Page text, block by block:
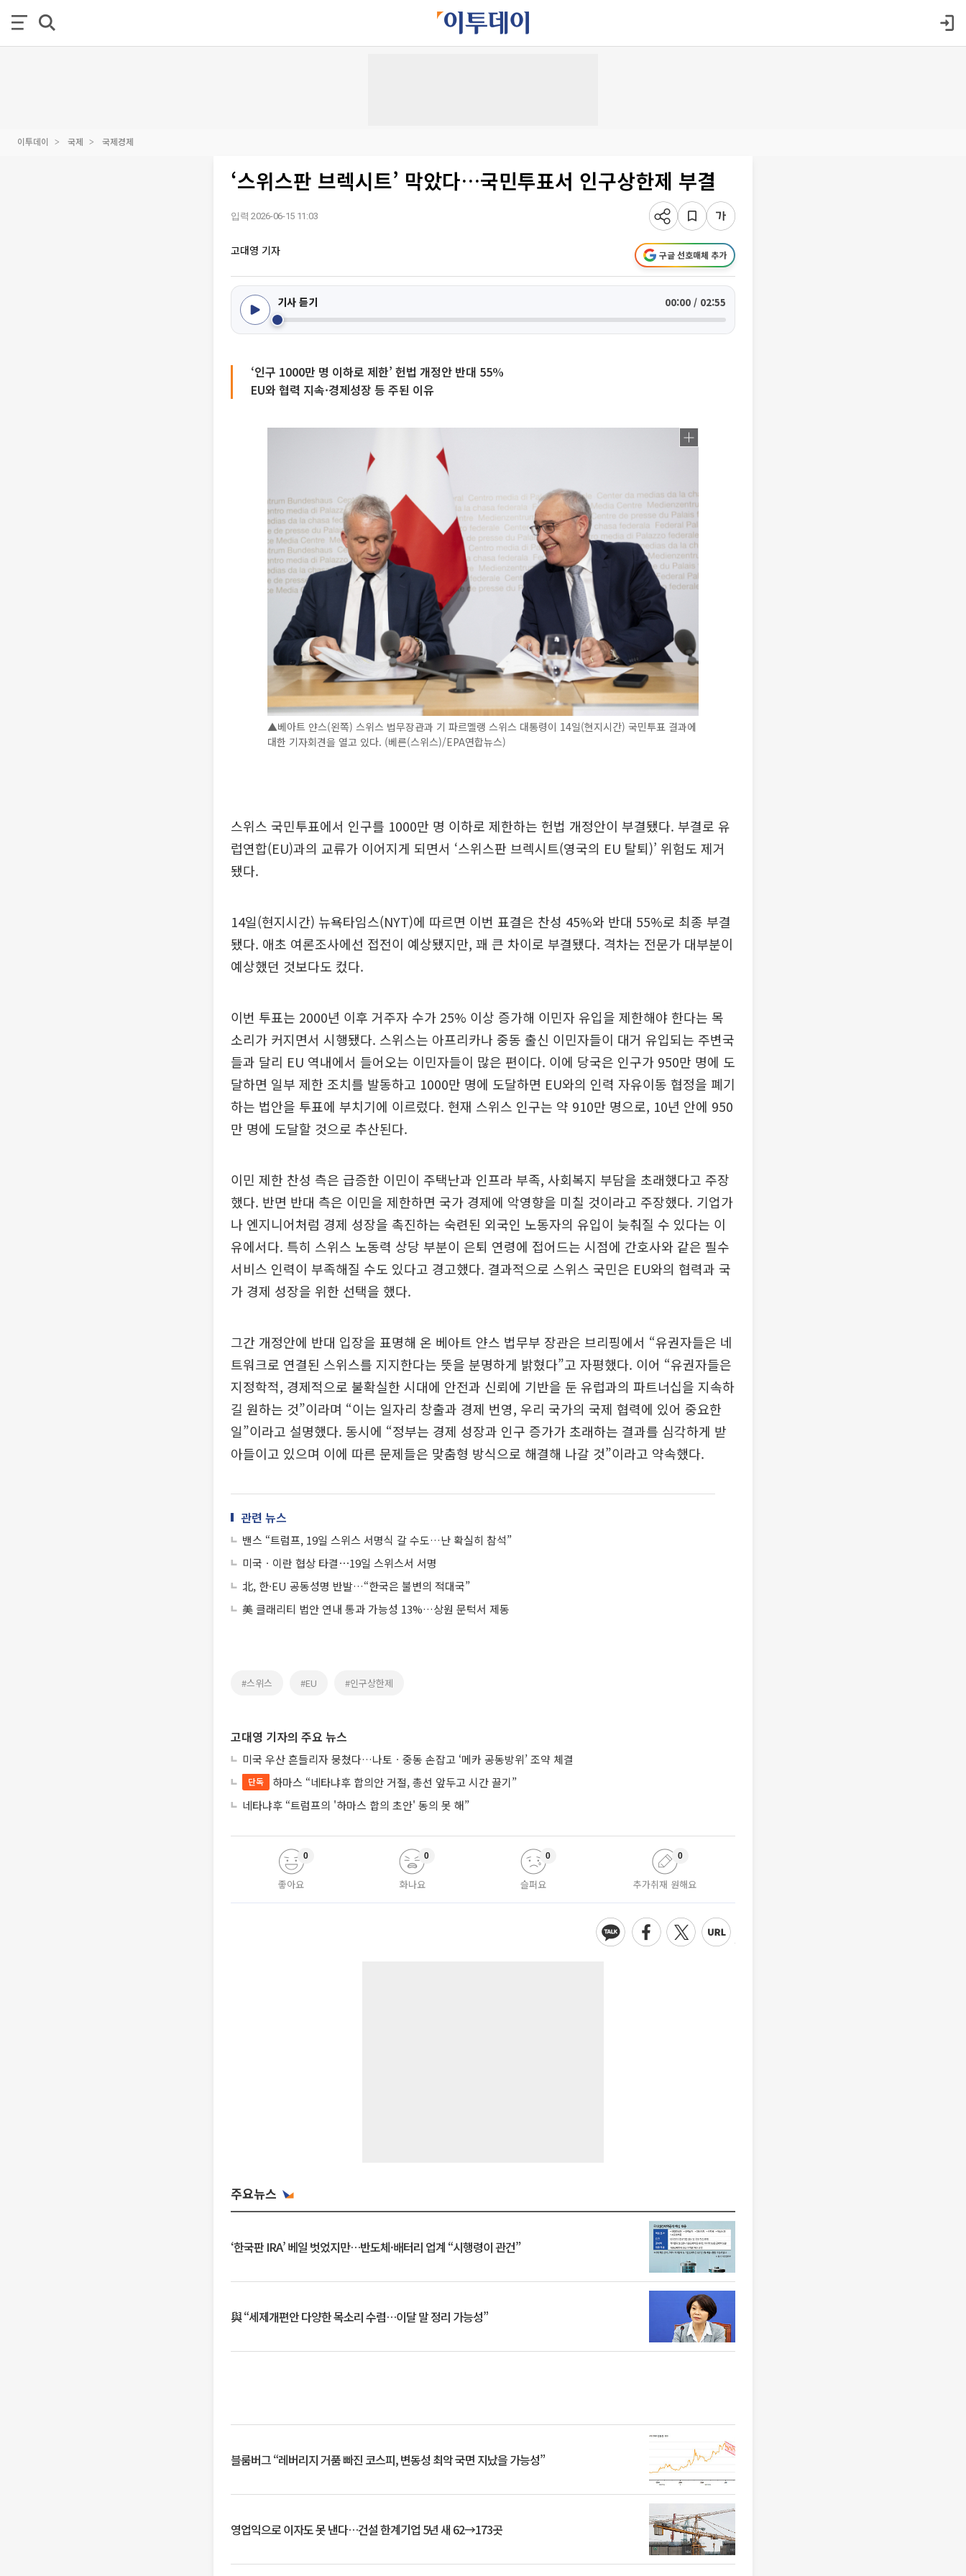
이투데이 국제 국제경제
‘스위스판 브렉시트’ 막았다…국민투표서 인구상한제 부결
입력 2026-06-15 11:03
고대영 기자 구글 선호매체 추가
기사 듣기 00:00 / 02:55
‘인구 1000만 명 이하로 제한’ 헌법 개정안 반대 55%
EU와 협력 지속·경제성장 등 주된 이유
▲베아트 얀스(왼쪽) 스위스 법무장관과 기 파르멜랭 스위스 대통령이 14일(현지시간) 국민투표 결과에
대한 기자회견을 열고 있다. (베른(스위스)/EPA연합뉴스)
스위스 국민투표에서 인구를 1000만 명 이하로 제한하는 헌법 개정안이 부결됐다. 부결로 유
럽연합(EU)과의 교류가 이어지게 되면서 ‘스위스판 브렉시트(영국의 EU 탈퇴)’ 위험도 제거
됐다.
14일(현지시간) 뉴욕타임스(NYT)에 따르면 이번 표결은 찬성 45%와 반대 55%로 최종 부결
됐다. 애초 여론조사에선 접전이 예상됐지만, 꽤 큰 차이로 부결됐다. 격차는 전문가 대부분이
예상했던 것보다도 컸다.
이번 투표는 2000년 이후 거주자 수가 25% 이상 증가해 이민자 유입을 제한해야 한다는 목
소리가 커지면서 시행됐다. 스위스는 아프리카나 중동 출신 이민자들이 대거 유입되는 주변국
들과 달리 EU 역내에서 들어오는 이민자들이 많은 편이다. 이에 당국은 인구가 950만 명에 도
달하면 일부 제한 조치를 발동하고 1000만 명에 도달하면 EU와의 인력 자유이동 협정을 폐기
하는 법안을 투표에 부치기에 이르렀다. 현재 스위스 인구는 약 910만 명으로, 10년 안에 950
만 명에 도달할 것으로 추산된다.
이민 제한 찬성 측은 급증한 이민이 주택난과 인프라 부족, 사회복지 부담을 초래했다고 주장
했다. 반면 반대 측은 이민을 제한하면 국가 경제에 악영향을 미칠 것이라고 주장했다. 기업가
나 엔지니어처럼 경제 성장을 촉진하는 숙련된 외국인 노동자의 유입이 늦춰질 수 있다는 이
유에서다. 특히 스위스 노동력 상당 부분이 은퇴 연령에 접어드는 시점에 간호사와 같은 필수
서비스 인력이 부족해질 수도 있다고 경고했다. 결과적으로 스위스 국민은 EU와의 협력과 국
가 경제 성장을 위한 선택을 했다.
그간 개정안에 반대 입장을 표명해 온 베아트 얀스 법무부 장관은 브리핑에서 “유권자들은 네
트워크로 연결된 스위스를 지지한다는 뜻을 분명하게 밝혔다”고 자평했다. 이어 “유권자들은
지정학적, 경제적으로 불확실한 시대에 안전과 신뢰에 기반을 둔 유럽과의 파트너십을 지속하
길 원하는 것”이라며 “이는 일자리 창출과 경제 번영, 우리 국가의 국제 협력에 있어 중요한
일”이라고 설명했다. 동시에 “정부는 경제 성장과 인구 증가가 초래하는 결과를 심각하게 받
아들이고 있으며 이에 따른 문제들은 맞춤형 방식으로 해결해 나갈 것”이라고 약속했다.
관련 뉴스
밴스 “트럼프, 19일 스위스 서명식 갈 수도…난 확실히 참석”
미국ㆍ이란 협상 타결⋯19일 스위스서 서명
北, 한·EU 공동성명 반발…“한국은 불변의 적대국”
美 클래리티 법안 연내 통과 가능성 13%…상원 문턱서 제동
#스위스 #EU #인구상한제
고대영 기자의 주요 뉴스
미국 우산 흔들리자 뭉쳤다…나토ㆍ중동 손잡고 ‘메카 공동방위’ 조약 체결
단독
하마스 “네타냐후 합의안 거절, 총선 앞두고 시간 끌기”
네타냐후 “트럼프의 '하마스 합의 초안' 동의 못 해”
좋아요
0
화나요
0
슬퍼요
0
추가취재 원해요
0
주요뉴스
‘한국판 IRA’ 베일 벗었지만…반도체·배터리 업계 “시행령이 관건”
與 “세제개편안 다양한 목소리 수렴…이달 말 정리 가능성”
블룸버그 “레버리지 거품 빠진 코스피, 변동성 최악 국면 지났을 가능성”
영업익으로 이자도 못 낸다…건설 한계기업 5년 새 62→173곳